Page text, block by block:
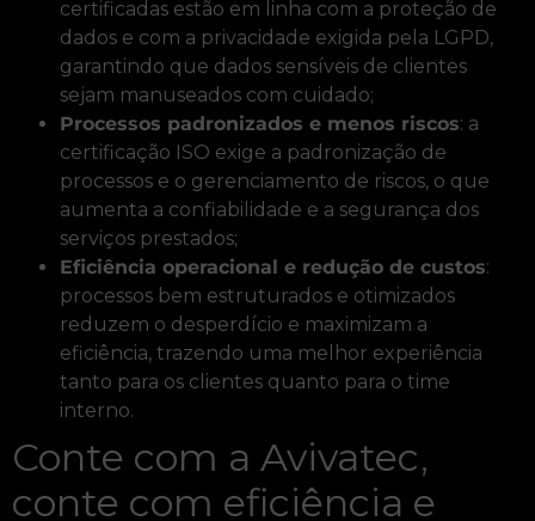
certificadas estão em linha com a proteção de
dados e com a privacidade exigida pela LGPD,
garantindo que dados sensíveis de clientes
sejam manuseados com cuidado;
Processos padronizados e menos riscos: a
certificação ISO exige a padronização de
processos e o gerenciamento de riscos, o que
aumenta a confiabilidade e a segurança dos
serviços prestados;
Eficiência operacional e redução de custos:
processos bem estruturados e otimizados
reduzem o desperdício e maximizam a
eficiência, trazendo uma melhor experiência
tanto para os clientes quanto para o time
interno.
Conte com a Avivatec,
conte com eficiência e